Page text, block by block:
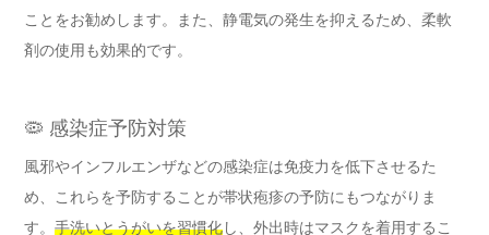
ことをお勧めします。また、静電気の発生を抑えるため、柔軟
剤の使用も効果的です。
🦠 感染症予防対策
風邪やインフルエンザなどの感染症は免疫力を低下させるた
め、これらを予防することが帯状疱疹の予防にもつながりま
す。 手洗いとうがいを習慣化し、外出時はマスクを着用するこ